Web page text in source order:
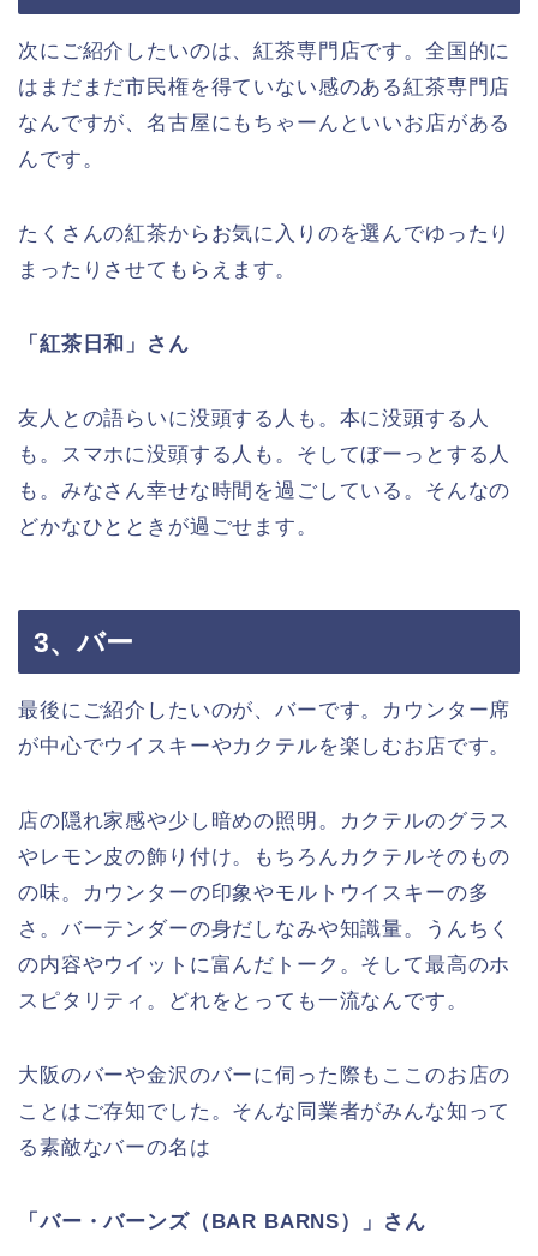
次にご紹介したいのは、紅茶専門店です。全国的に
はまだまだ市民権を得ていない感のある紅茶専門店
なんですが、名古屋にもちゃーんといいお店がある
んです。
たくさんの紅茶からお気に入りのを選んでゆったり
まったりさせてもらえます。
「紅茶日和」さん
友人との語らいに没頭する人も。本に没頭する人
も。スマホに没頭する人も。そしてぼーっとする人
も。みなさん幸せな時間を過ごしている。そんなの
どかなひとときが過ごせます。
3、バー
最後にご紹介したいのが、バーです。カウンター席
が中心でウイスキーやカクテルを楽しむお店です。
店の隠れ家感や少し暗めの照明。カクテルのグラス
やレモン皮の飾り付け。もちろんカクテルそのもの
の味。カウンターの印象やモルトウイスキーの多
さ。バーテンダーの身だしなみや知識量。うんちく
の内容やウイットに富んだトーク。そして最高のホ
スピタリティ。どれをとっても一流なんです。
大阪のバーや金沢のバーに伺った際もここのお店の
ことはご存知でした。そんな同業者がみんな知って
る素敵なバーの名は
「バー・バーンズ（BAR BARNS）」さん